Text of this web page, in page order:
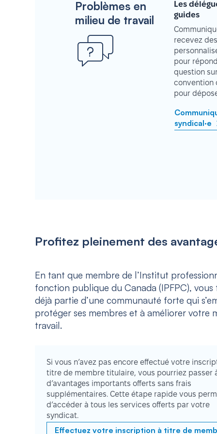
Problèmes en
milieu de travail
Les
guides
recevez
pour
question
convention
pour
syndical·e
Profitez pleinement des
En tant que membre de l’Institut
fonction publique du Canada (IPFPC), vous
déjà partie d’une communauté forte qui
protéger ses membres et à améliorer votre
travail.
Si vous n’avez pas encore effectué votre
titre de membre titulaire, vous pourriez passer
d’avantages importants offerts sans frais
supplémentaires. Cette étape rapide vous
d’accéder à tous les services offerts par votre
syndicat.
Effectuez votre inscription à titre de